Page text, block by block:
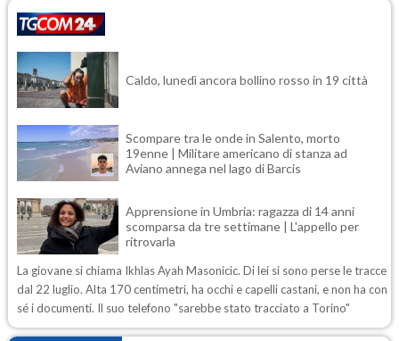
Caldo, lunedì ancora bollino rosso in 19 città
Scompare tra le onde in Salento, morto
19enne | Militare americano di stanza ad
Aviano annega nel lago di Barcis
Apprensione in Umbria: ragazza di 14 anni
scomparsa da tre settimane | L'appello per
ritrovarla
La giovane si chiama Ikhlas Ayah Masonicic. Di lei si sono perse le tracce
dal 22 luglio. Alta 170 centimetri, ha occhi e capelli castani, e non ha con
sé i documenti. Il suo telefono "sarebbe stato tracciato a Torino"